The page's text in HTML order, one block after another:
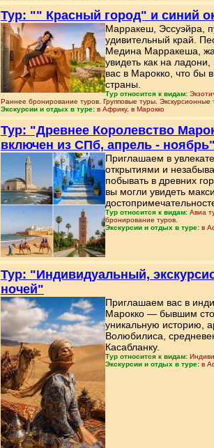
Тур: "" Красный город" и синий
Марракеш, Эссуэйра,
удивительный край.
Медина Марракеша,
увидеть как на
вас в Марокко, что бы
страны.
Тур относится к видам:
Раннее бронирование туров. Групповые туры. Экскурсионные
Экскурсии и отдых в туре: в Африку, в Марокко
Тур: "Древнее Королевство
включен из СПб, апрель - ноябрь"
Приглашаем в
открытиями и
побывать в древних
вы могли увидеть
Тур относится к видам: Авиа
бронирование туров.
Экскурсии и отдых в туре: в
Тур: "Индивидуальный,
ночей"
Приглашаем вас в
Марокко — бывшим
уникальную историю,
Волюбилиса,
Касабланку.
Тур относится к видам:
Экскурсии и отдых в туре: в